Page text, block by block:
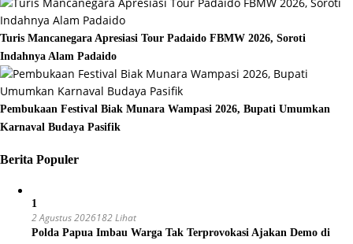
Turis Mancanegara Apresiasi Tour Padaido FBMW 2026, Soroti
Indahnya Alam Padaido
Pembukaan Festival Biak Munara Wampasi 2026, Bupati Umumkan
Karnaval Budaya Pasifik
Berita Populer
1
2 Agustus 2026182 Lihat
Polda Papua Imbau Warga Tak Terprovokasi Ajakan Demo di